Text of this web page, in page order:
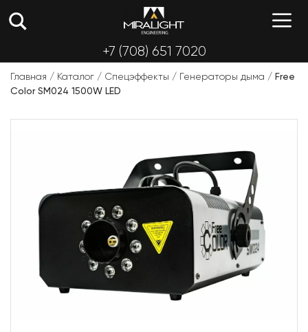
+7 (708) 651 7020
Главная / Каталог / Спецэффекты / Генераторы дыма / Free
Color SM024 1500W LED